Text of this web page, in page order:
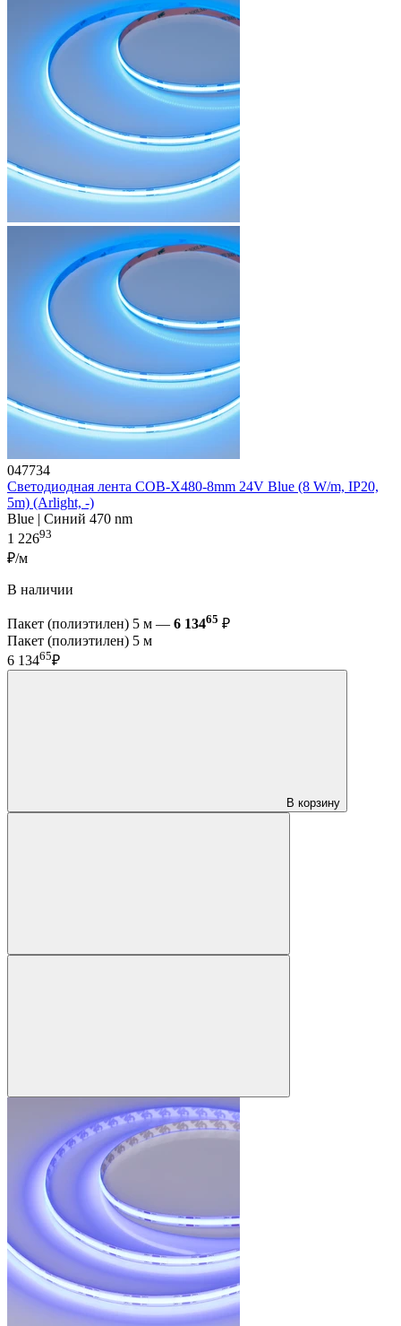
047734
Светодиодная лента COB-X480-8mm 24V Blue (8 W/m, IP20,
5m) (Arlight, -)
Blue | Синий 470 nm
1 22693
₽/м
В наличии
Пакет (полиэтилен) 5 м — 6 13465 ₽
Пакет (полиэтилен) 5 м
6 13465₽
В корзину